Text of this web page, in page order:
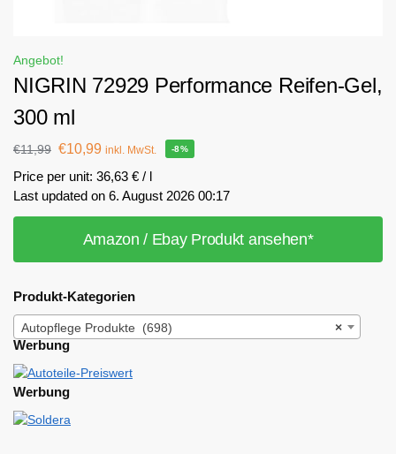
Angebot!
NIGRIN 72929 Performance Reifen-Gel,
300 ml
€11,99 €10,99 inkl. MwSt. -8%
Price per unit: 36,63 € / l
Last updated on 6. August 2026 00:17
Amazon / Ebay Produkt ansehen*
Produkt-Kategorien
×
Autopflege Produkte (698)
Werbung
Werbung